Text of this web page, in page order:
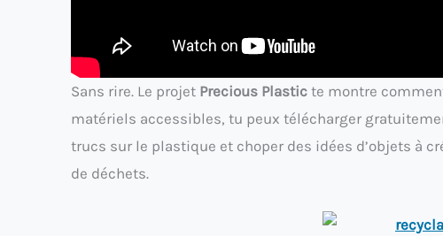
Sans rire. Le projet Precious Plastic te montre
matériels accessibles, tu peux télécharger
trucs sur le plastique et choper des idées d’objets à
de déchets.